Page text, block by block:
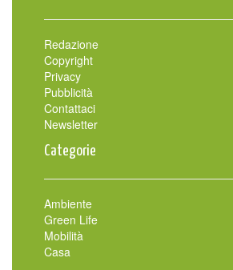
Redazione
Copyright
Privacy
Pubblicità
Contattaci
Newsletter
Categorie
Ambiente
Green Life
Mobilità
Casa